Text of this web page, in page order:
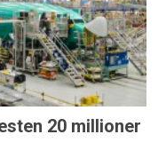
20 millioner